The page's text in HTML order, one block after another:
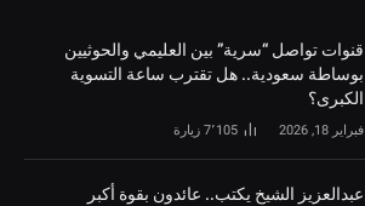
قنوات تواصل “سرية” بين العليمي والحوثيين
بوساطة سعودية.. هل تقترب ساعة التسوية
الكبرى؟
فبراير 18, 2026 7٬105 زيارة
‏عبدالعزيز الشيخ يكتب.. عائدون بقوة أكبر